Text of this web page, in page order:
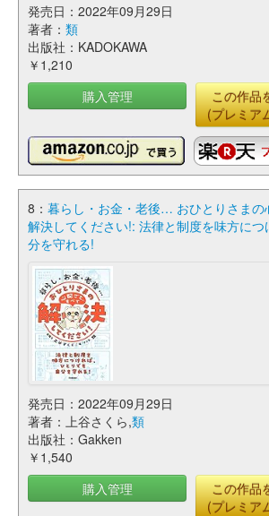
発売日：2022年09月29日
著者： 類
出版社：KADOKAWA
￥1,210
購入管理
この作品
(プレミア
8： 暮らし・お金・老後… おひとりさまの
解決してください!: 法律と制度を味方につ
分を守れる!
発売日：2022年09月29日
著者：上谷さくら,類
出版社：Gakken
￥1,540
購入管理
この作品
(プレミア